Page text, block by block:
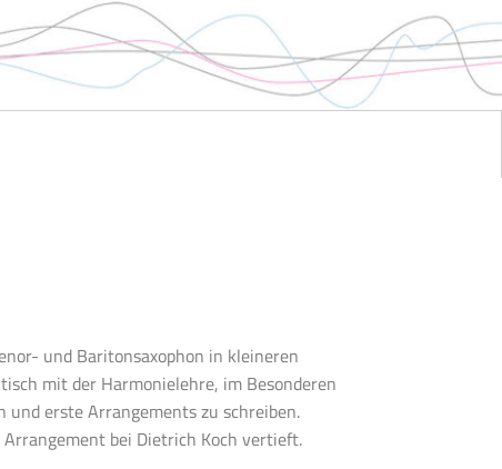
und Baritonsaxophon in kleineren
mit der Harmonielehre, im Besonderen
und erste Arrangements zu schreiben.
bei Dietrich Koch vertieft.